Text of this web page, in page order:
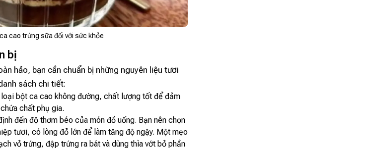
cao trứng sữa đối với sức khỏe
bị
hảo, bạn cần chuẩn bị những nguyên liệu tươi
sách chi tiết:
bột ca cao không đường, chất lượng tốt để đảm
chất phụ gia.
đến độ thơm béo của món đồ uống. Bạn nên chọn
tươi, có lòng đỏ lớn để làm tăng độ ngậy. Một mẹo
vỏ trứng, đập trứng ra bát và dùng thìa vớt bỏ phần